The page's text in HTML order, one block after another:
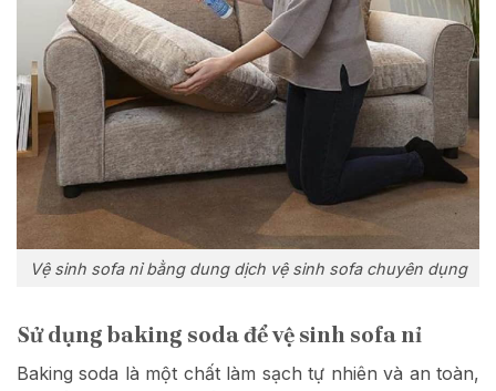
Vệ sinh sofa nỉ bằng dung dịch vệ sinh sofa chuyên dụng
Sử dụng baking soda để vệ sinh sofa nỉ
Baking soda là một chất làm sạch tự nhiên và an toàn,